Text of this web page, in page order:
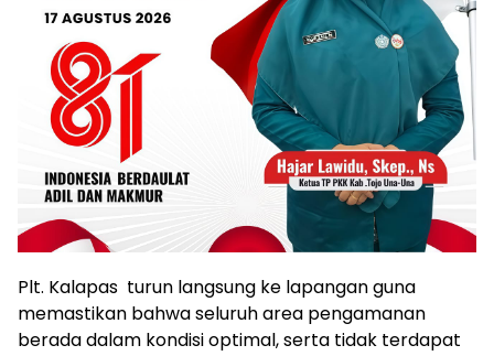
Plt. Kalapas turun langsung ke lapangan guna
memastikan bahwa seluruh area pengamanan
berada dalam kondisi optimal, serta tidak terdapat